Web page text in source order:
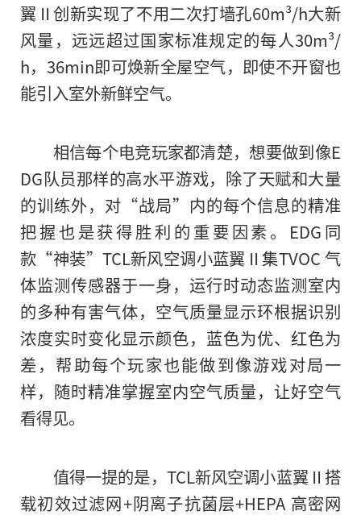
翼Ⅱ创新实现了不用二次打墙孔60m³/h大新
风量，远远超过国家标准规定的每人30m³/
h，36min即可焕新全屋空气，即使不开窗也
能引入室外新鲜空气。
相信每个电竞玩家都清楚，想要做到像E
DG队员那样的高水平游戏，除了天赋和大量
的训练外，对“战局”内的每个信息的精准
把握也是获得胜利的重要因素。EDG同
款“神装”TCL新风空调小蓝翼Ⅱ集TVOC 气
体监测传感器于一身，运行时动态监测室内
的多种有害气体，空气质量显示环根据识别
浓度实时变化显示颜色，蓝色为优、红色为
差，帮助每个玩家也能做到像游戏对局一
样，随时精准掌握室内空气质量，让好空气
看得见。
值得一提的是，TCL新风空调小蓝翼Ⅱ搭
载初效过滤网+阴离子抗菌层+HEPA 高密网